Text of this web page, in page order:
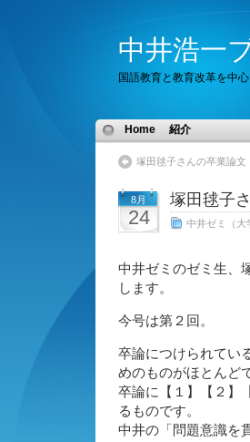
中井浩一
国語教育と教育改革を中
Home 紹介
塚田毬子さんの卒業論
8月
24
塚田毬子
中井ゼミ（大
中井ゼミのゼミ生、
します。
今号は第２回。
卒論につけられてい
めのものがほとんど
卒論に【１】【２】
るものです。
中井の「問題意識を